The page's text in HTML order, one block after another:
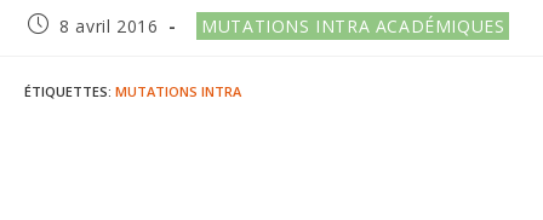
Publication
8 avril 2016
Post
category:
MUTATIONS INTRA ACADÉMIQUES
ÉTIQUETTES: MUTATIONS INTRA